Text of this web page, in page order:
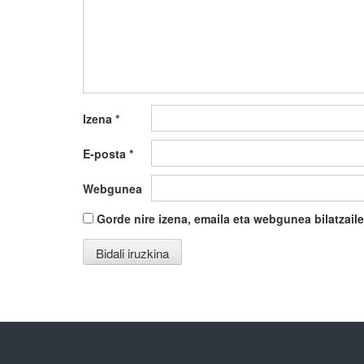
Izena *
E-posta *
Webgunea
Gorde nire izena, emaila eta webgunea